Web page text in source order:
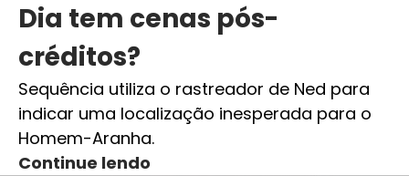
Dia tem cenas pós-
créditos?
Sequência utiliza o rastreador de Ned para
indicar uma localização inesperada para o
Homem-Aranha.
Continue lendo